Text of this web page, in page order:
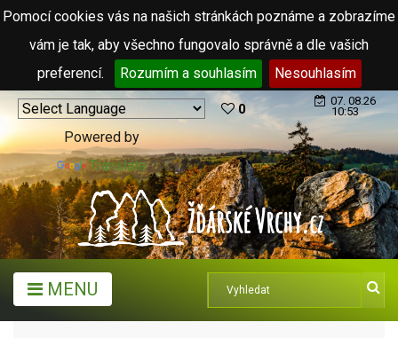
Pomocí cookies vás na našich stránkách poznáme a zobrazíme
vám je tak, aby všechno fungovalo správně a dle vašich
preferencí.
Rozumím a souhlasím Nesouhlasím
Powered by
Translate
0
07. 08.26
10:53
MENU